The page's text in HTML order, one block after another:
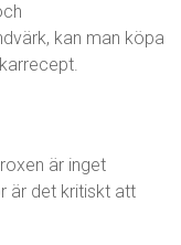
kan man köpa
är inget
är det kritiskt att